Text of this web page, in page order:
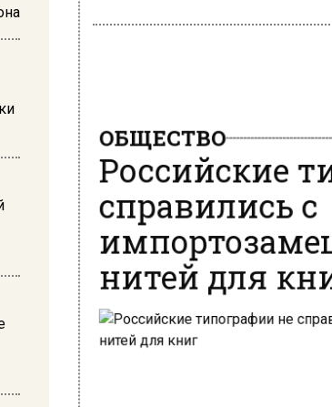
Российские
справились с
нитей для